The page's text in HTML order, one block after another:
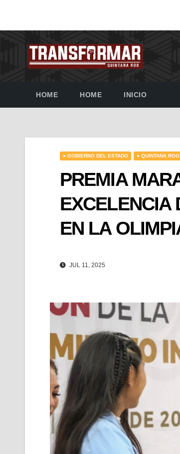
HOME HOME INICIO
● GOBIERNO DEL ESTADO ● QUINTANA ROO
PREMIA
EXCELENCIA
EN LA
JUL 11, 2025